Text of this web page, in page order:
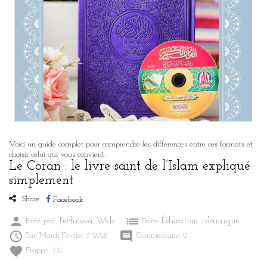
Voici un guide complet pour comprendre les différences entre ces formats et
choisir celui qui vous convient.
Le Coran : le livre saint de l’Islam expliqué
simplement
Share Facebook
person Posté par: Technova Web list Dans: Éducation islamique
 Sur: Mardi Février 3 2026 comment Commentaire: 0
favorite Frappé: 331